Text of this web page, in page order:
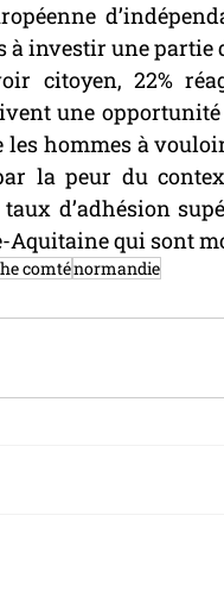
investir une partie
citoyen, 22%
une
hommes à
la peur du
d’adhésion
qui sont
comténormandie